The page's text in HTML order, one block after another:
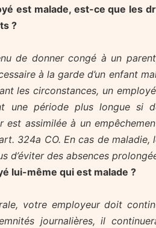
est malade, est-ce que les
?
de donner congé à un
à la garde d’un enfant
les circonstances, un
une période plus longue si
est assimilée à un
324a CO. En cas de
d’éviter des absences
lui-même qui est malade ?
votre employeur doit
journalières, il